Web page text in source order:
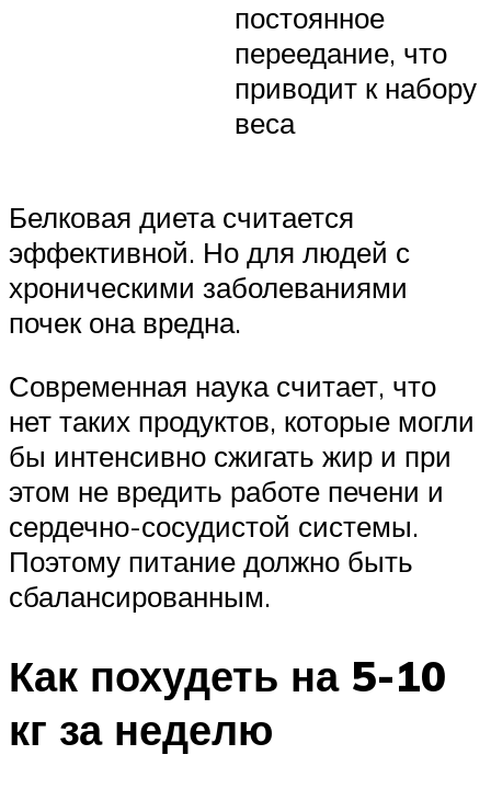
постоянное
переедание, что
приводит к набору
веса
Белковая диета считается
эффективной. Но для людей с
хроническими заболеваниями
почек она вредна.
Современная наука считает, что
нет таких продуктов, которые могли
бы интенсивно сжигать жир и при
этом не вредить работе печени и
сердечно-сосудистой системы.
Поэтому питание должно быть
сбалансированным.
Как похудеть на 5-10
кг за неделю